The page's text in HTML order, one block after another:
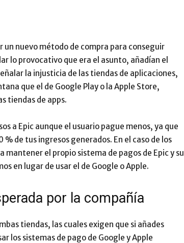
nuevo método de compra para conseguir
lo provocativo que era el asunto, añadían el
la injusticia de las tiendas de aplicaciones,
que el de Google Play o la Apple Store,
tiendas de apps.
a Epic aunque el usuario pague menos, ya que
% de tus ingresos generados. En el caso de los
el propio sistema de pagos de Epic y su
en lugar de usar el de Google o Apple.
por la compañía
tiendas, las cuales exigen que si añades
los sistemas de pago de Google y Apple